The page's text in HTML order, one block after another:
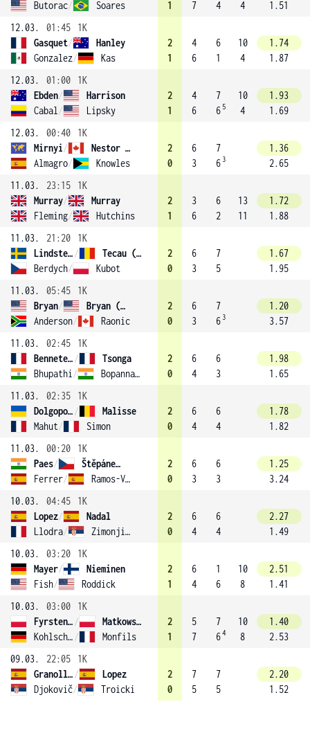
Butorac/ Soares
1
7
4
4
1.51
12.03.
01:45
1K
Gasquet/
Hanley
Gonzalez/ Kas
2
1
4
6
6
1
10
4
1.74
1.87
12.03.
01:00
1K
Ebden/
Harrison
Cabal / Lipsky
2
1
4
6
7
6 5
10
4
1.93
1.69
12.03.
00:40
1K
Mirnyi/
Nestor (2)
Almagro/ Knowles
2
0
6
3
7
6 3
1.36
2.65
11.03.
23:15
1K
Murray/
Murray
Fleming/ Hutchins
2
1
3
6
6
2
13
11
1.72
1.88
11.03.
21:20
1K
Lindstedt /
Tecau (4)
Berdych/ Kubot
2
0
6
3
7
5
1.67
1.95
11.03.
05:45
1K
Bryan/
Bryan (1)
Anderson/ Raonic
2
0
6
3
7
6 3
1.20
3.57
11.03.
02:45
1K
Benneteau /
Tsonga
Bhupathi / Bopanna (5)
2
0
6
4
6
3
1.98
1.65
11.03.
02:35
1K
Dolgopolov /
Malisse
Mahut/ Simon
2
0
6
4
6
4
1.78
1.82
11.03.
00:20
1K
Paes/
Štěpánek (7)
Ferrer/ Ramos-Vinolas
2
0
6
3
6
3
1.25
3.24
10.03.
04:45
1K
Lopez/
Nadal
Llodra/ Zimonjic (3)
2
0
6
4
6
4
2.27
1.49
10.03.
03:20
1K
Mayer/
Nieminen
Fish/ Roddick
2
1
6
4
1
6
10
8
2.51
1.41
10.03.
03:00
1K
Fyrstenberg /
Matkowski (6)
Kohlschreiber / Monfils
2
1
5
7
7
64
10
8
1.40
2.53
09.03.
22:05
1K
Granollers-Pujol /
Lopez
Djokovič/ Troicki
2
0
7
5
7
5
2.20
1.52